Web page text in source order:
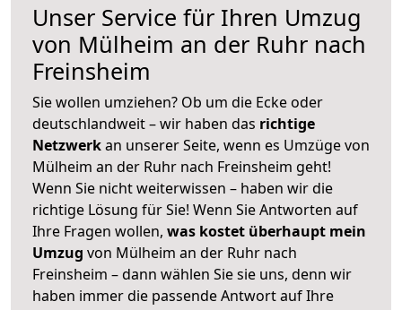
Unser Service für Ihren Umzug
von Mülheim an der Ruhr nach
Freinsheim
Sie wollen umziehen? Ob um die Ecke oder
deutschlandweit – wir haben das richtige
Netzwerkan unserer Seite, wenn es Umzüge von
Mülheim an der Ruhr nach Freinsheim geht!
Wenn Sie nicht weiterwissen – haben wir die
richtige Lösung für Sie! Wenn Sie Antworten auf
Ihre Fragen wollen, was kostet überhaupt mein
Umzug von Mülheim an der Ruhr nach
Freinsheim – dann wählen Sie sie uns, denn wir
haben immer die passende Antwort auf Ihre